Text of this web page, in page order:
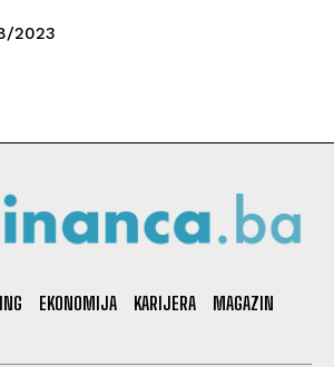
2023
EKONOMIJA KARIJERA
MAGAZIN